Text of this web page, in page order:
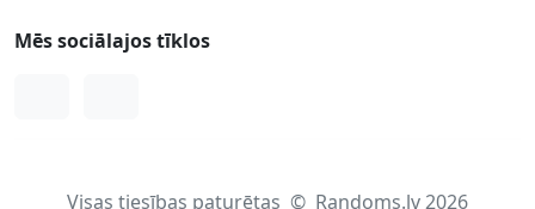
Mēs sociālajos tīklos
Visas tiesības paturētas © Randoms.lv 2026